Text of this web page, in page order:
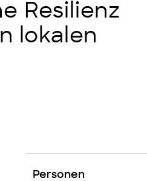
Resilienz
lokalen
Personen